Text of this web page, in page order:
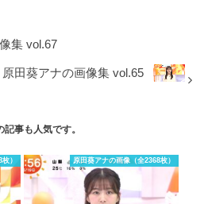
集 vol.67
原田葵アナの画像集 vol.65
記事も人気です。
） 原田葵アナの画像（全2368枚）